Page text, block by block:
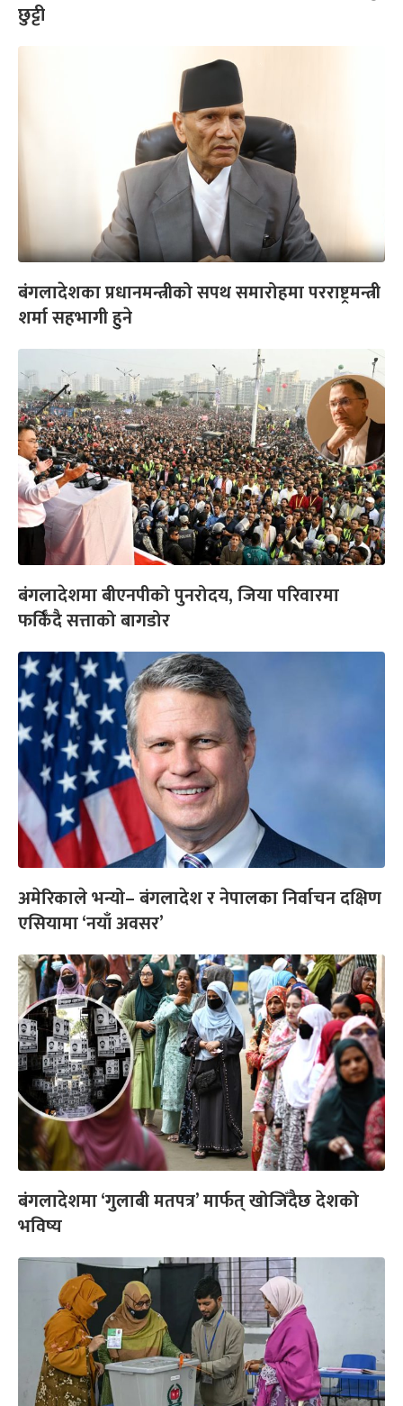
छुट्टी
बंगलादेशका प्रधानमन्त्रीको सपथ समारोहमा परराष्ट्रमन्त्री
शर्मा सहभागी हुने
बंगलादेशमा बीएनपीको पुनरोदय, जिया परिवारमा
फर्किँदै सत्ताको बागडोर
अमेरिकाले भन्यो– बंगलादेश र नेपालका निर्वाचन दक्षिण
एसियामा ‘नयाँ अवसर’
बंगलादेशमा ‘गुलाबी मतपत्र’ मार्फत् खोजिँदैछ देशको
भविष्य